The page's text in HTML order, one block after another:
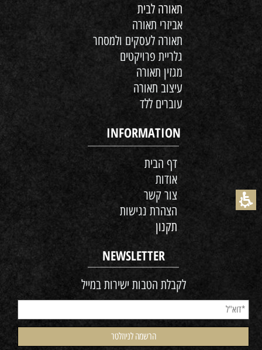
תאורה לבית
אביזרי תאורה
תאורה לעסקים ולמסחר
גלריית פרויקטים
מגזין תאורה
עיצוב תאורה
עוברים ללד
INFORMATION
דף הבית
אודות
צור קשר
הצהרת נגישות
תקנון
NEWSLETTER
לקבלת הטבות ישירות במייל